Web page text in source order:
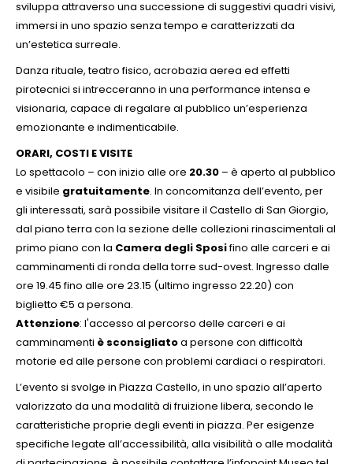
sviluppa attraverso una successione di suggestivi quadri visivi,
immersi in uno spazio senza tempo e caratterizzati da
un’estetica surreale.
Danza rituale, teatro fisico, acrobazia aerea ed effetti
pirotecnici si intrecceranno in una performance intensa e
visionaria, capace di regalare al pubblico un’esperienza
emozionante e indimenticabile.
ORARI, COSTI E VISITE
Lo spettacolo – con inizio alle ore 20.30 – è aperto al pubblico
e visibile gratuitamente. In concomitanza dell’evento, per
gli interessati, sarà possibile visitare il Castello di San Giorgio,
dal piano terra con la sezione delle collezioni rinascimentali al
primo piano con la Camera degli Sposifino alle carceri e ai
camminamenti di ronda della torre sud-ovest. Ingresso dalle
ore 19.45 fino alle ore 23.15 (ultimo ingresso 22.20) con
biglietto €5 a persona.
Attenzione: l'accesso al percorso delle carceri e ai
camminamenti è sconsigliatoa persone con difficoltà
motorie ed alle persone con problemi cardiaci o respiratori.
L’evento si svolge in Piazza Castello, in uno spazio all’aperto
valorizzato da una modalità di fruizione libera, secondo le
caratteristiche proprie degli eventi in piazza. Per esigenze
specifiche legate all’accessibilità, alla visibilità o alle modalità